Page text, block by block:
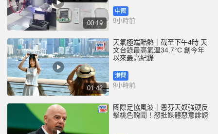
00:19
中國
9小時前
01:42
天氣極端酷熱｜截至下午4時 天
文台錄最高氣溫34.7°C 創今年
以來最高紀錄
港聞
9小時前
國際足協風波｜恩芬天奴強硬反
擊桃色醜聞！怒批媒體惡意誹謗